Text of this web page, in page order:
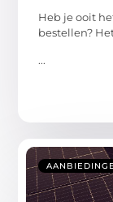
Heb je ooit
bestellen?
...